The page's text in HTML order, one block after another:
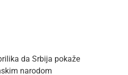
da Srbija pokaže
narodom